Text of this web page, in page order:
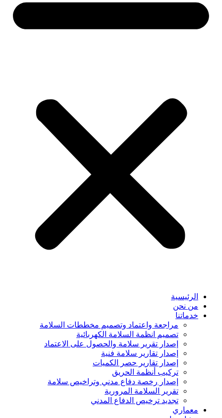
الرئيسية
من نحن
خدماتنا
مراجعة واعتماد وتصميم مخططات السلامة
تصميم انظمة السلامة الكهربائية
إصدار تقرير سلامة والحصول على الاعتماد
إصدار تقارير سلامة فنية
إصدار تقارير حصر الكميات
تركيب أنظمة الحريق
إصدار رخصة دفاع مدني وتراخيص سلامة
تقرير السلامة المرورية
تجديد ترخيص الدفاع المدني
معماري